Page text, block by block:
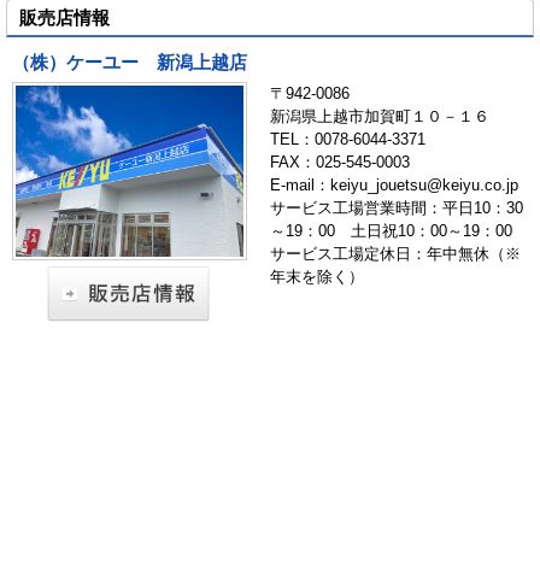
販売店情報
（株）ケーユー 新潟上越店
〒942-0086
新潟県上越市加賀町１０－１６
TEL：0078-6044-3371
FAX：025-545-0003
E-mail：keiyu_jouetsu@keiyu.co.jp
サービス工場営業時間：平日10：30
～19：00 土日祝10：00～19：00
サービス工場定休日：年中無休（※
年末を除く）